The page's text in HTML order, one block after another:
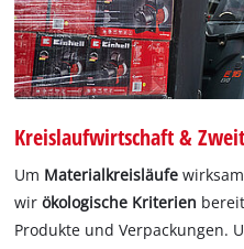
Kreislaufwirtschaft &
Um Materialkreisläufe
wirökologische Kriterien
Produkte und Verpackungen.